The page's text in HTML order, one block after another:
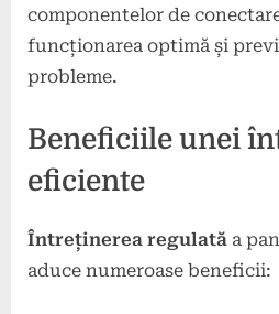
componentelor de
funcționarea optimă și
probleme.
Beneficiile unei
eficiente
Întreținerea regulată a
aduce numeroase beneficii: